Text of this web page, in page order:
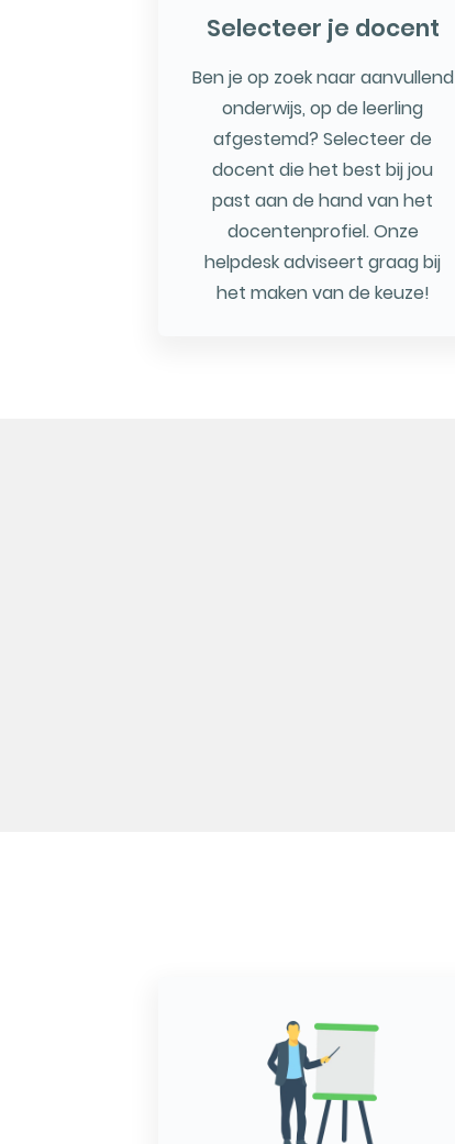
Selecteer je docent
Ben je op zoek naar aanvullend
onderwijs, op de leerling
afgestemd? Selecteer de
docent die het best bij jou
past aan de hand van het
docentenprofiel. Onze
helpdesk adviseert graag bij
het maken van de keuze!